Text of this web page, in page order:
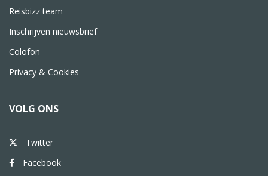
Reisbizz team
Inschrijven nieuwsbrief
Colofon
Privacy & Cookies
VOLG ONS
Twitter
Facebook